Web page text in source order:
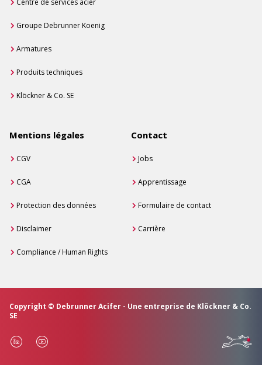
Centre de services acier
Groupe Debrunner Koenig
Armatures
Produits techniques
Klöckner & Co. SE
Mentions légales
CGV
CGA
Protection des données
Disclaimer
Compliance / Human Rights
Contact
Jobs
Apprentissage
Formulaire de contact
Carrière
Copyright © Debrunner Acifer - Une entreprise de Klöckner & Co.
SE